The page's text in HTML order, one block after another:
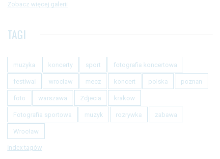
Zobacz więcej galerii
TAGI
muzyka koncerty sport fotografia koncertowa
festiwal wroclaw mecz koncert polska poznan
foto warszawa Zdjecia krakow
Fotografia sportowa muzyk rozrywka zabawa
Wrocław
Index tagów